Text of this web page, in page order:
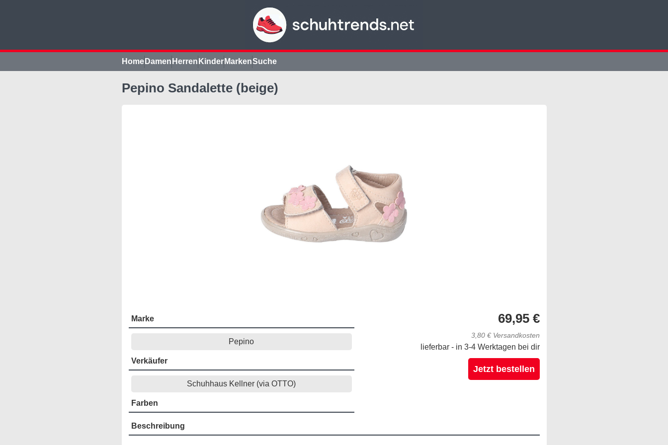
Home Damen Herren Kinder MarkenSuche
Pepino Sandalette (beige)
69,95 €
3,80 € Versandkosten
lieferbar - in 3-4 Werktagen bei dir
Jetzt bestellen
Marke
Pepino
Verkäufer
Schuhhaus Kellner (via OTTO)
Farben
Beschreibung